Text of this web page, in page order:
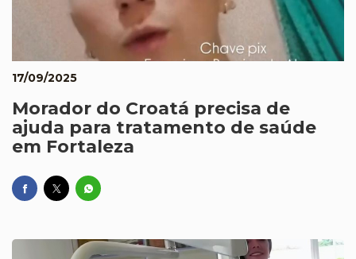
17/09/2025
Morador do Croatá precisa de
ajuda para tratamento de saúde
em Fortaleza